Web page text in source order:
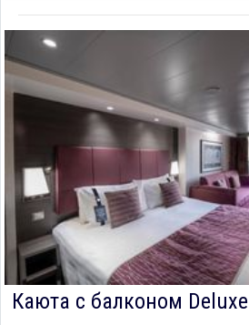
Каюта с балконом